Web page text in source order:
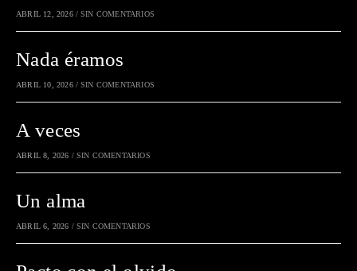
ABRIL 12, 2026 / SIN COMENTARIOS
Nada éramos
ABRIL 10, 2026 / SIN COMENTARIOS
A veces
ABRIL 8, 2026 / SIN COMENTARIOS
Un alma
ABRIL 6, 2026 / SIN COMENTARIOS